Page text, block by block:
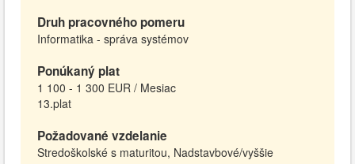
Druh pracovného pomeru
Informatika - správa systémov
Ponúkaný plat
1 100 - 1 300 EUR / Mesiac
13.plat
Požadované vzdelanie
Stredoškolské s maturitou, Nadstavbové/vyššie